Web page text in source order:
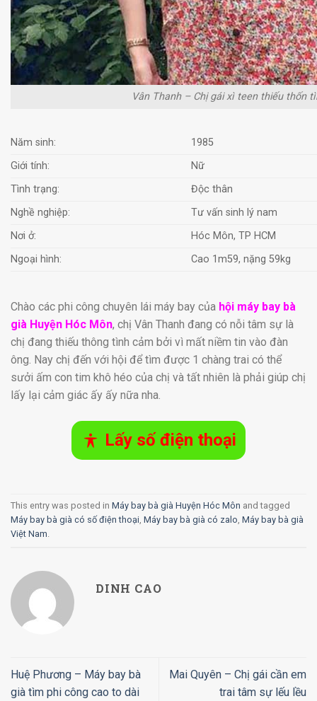
Vân Thanh – Chị gái xì teen thiếu thốn
Năm sinh:
1985
Giới tính:
Nữ
Tình trạng:
Độc thân
Nghề nghiệp:
Tư vấn sinh lý nam
Nơi ở:
Hóc Môn, TP HCM
Ngoại hình:
Cao 1m59, nặng 59kg
Chào các phi công chuyên lái máy bay của hội máy bay bà
già Huyện Hóc Môn, chị Vân Thanh đang có nỗi tâm sự là
chị đang thiếu thông tình cảm bởi vì mất niềm tin vào đàn
ông. Nay chị đến với hội để tìm được 1 chàng trai có thể
sưởi ấm con tim khô héo của chị và tất nhiên là phải giúp chị
lấy lại cảm giác ấy ấy nữa nha.
Lấy số điện thoại
This entry was posted in Máy bay bà già Huyện Hóc Môn and tagged
Máy bay bà già có số điện thoại, Máy bay bà già có zalo, Máy bay bà già
Việt Nam.
DINH CAO
Huệ Phương – Máy bay bà
già tìm phi công cao to dài
Mai Quyên – Chị gái cần em
trai tâm sự lếu lều